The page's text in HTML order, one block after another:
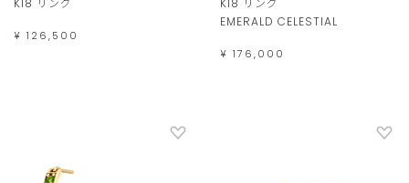
¥ 126,500
EMERALD CELESTIAL
¥ 176,000